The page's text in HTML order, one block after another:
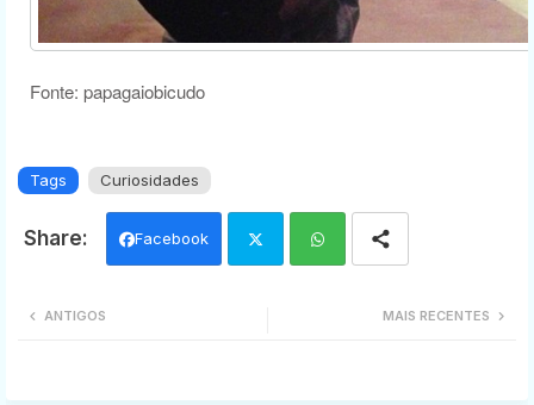
Fonte: papagaiobicudo
Tags Curiosidades
Facebook
MAIS RECENTES
ANTIGOS